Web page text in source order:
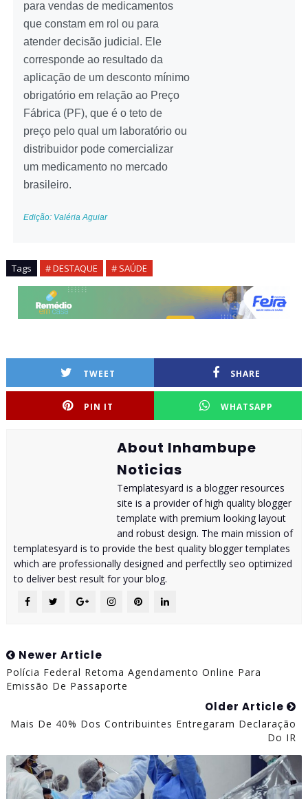
para vendas de medicamentos
que constam em rol ou para
atender decisão judicial. Ele
corresponde ao resultado da
aplicação de um desconto mínimo
obrigatório em relação ao Preço
Fábrica (PF), que é o teto de
preço pelo qual um laboratório ou
distribuidor pode comercializar
um medicamento no mercado
brasileiro.
Edição: Valéria Aguiar
Tags # DESTAQUE # SAÚDE
TWEET SHARE
PIN IT WHATSAPP
About Inhambupe
Noticias
Templatesyard is a blogger resources
site is a provider of high quality blogger
template with premium looking layout
and robust design. The main mission of
templatesyard is to provide the best quality blogger templates
which are professionally designed and perfectlly seo optimized
to deliver best result for your blog.
Newer Article
Polícia Federal Retoma Agendamento Online Para
Emissão De Passaporte
Older Article
Mais De 40% Dos Contribuintes Entregaram Declaração
Do IR